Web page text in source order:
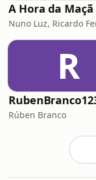
A Hora da Maçã
Nuno Luz, Ricardo
R
Rúben Branco